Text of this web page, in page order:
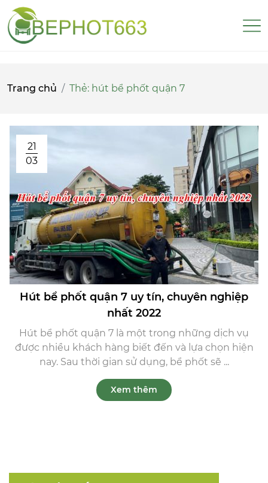
Trang chủ Thẻ: hút bể phốt quận 7
21
03
Hút bể phốt quận 7 uy tín, chuyên nghiệp
nhất 2022
Hút bể phốt quận 7 là một trong những dịch vụ
được nhiều khách hàng biết đến và lựa chọn hiện
nay. Sau thời gian sử dụng, bể phốt sẽ ...
Xem thêm